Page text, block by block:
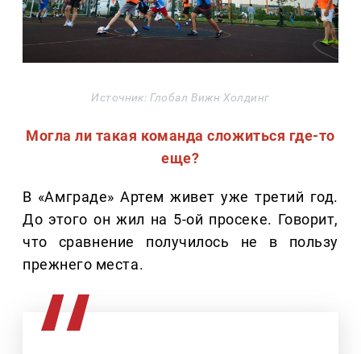
Источник: Глобал Вижн Холдинг
Могла ли такая команда сложиться где-то
еще?
В «Амграде» Артем живет уже третий год.
До этого он жил на 5-ой просеке. Говорит,
что сравнение получилось не в пользу
прежнего места.